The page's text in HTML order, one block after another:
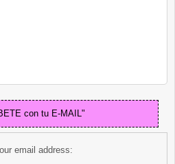
con tu E-MAIL"
email address: